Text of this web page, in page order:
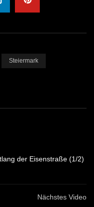
Steiermark
der Eisenstraße (1/2)
Nächstes Video